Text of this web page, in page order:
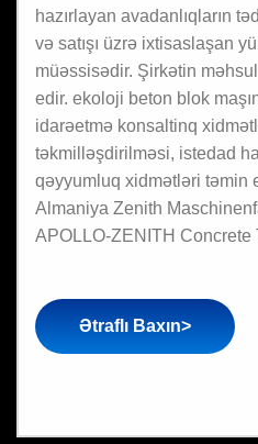
hazırlayan avadanlıqların
və satışı üzrə ixtisaslaşan
müəssisədir. Şirkətin
edir. ekoloji beton blok
idarəetmə konsaltinq
təkmilləşdirilməsi, istedad
qəyyumluq xidmətləri təmin
Almaniya Zenith
APOLLO-ZENITH Concrete
Ətraflı Baxın>